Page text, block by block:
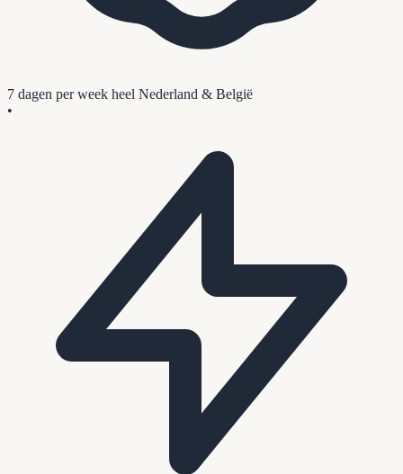
7 dagen per week heel Nederland & België
•